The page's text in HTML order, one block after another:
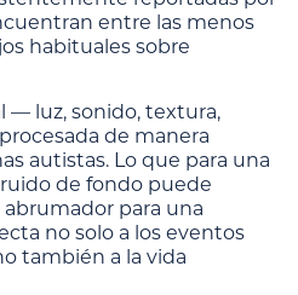
entre las menos
habituales sobre
— luz, sonido, textura,
de manera
autistas. Lo que para una
de fondo puede
para una
no solo a los eventos
también a la vida